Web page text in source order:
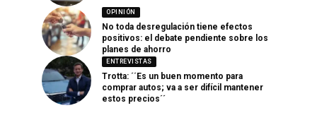
OPINIÓN
No toda desregulación tiene efectos
positivos: el debate pendiente sobre los
planes de ahorro
ENTREVISTAS
Trotta: ´´Es un buen momento para
comprar autos; va a ser difícil mantener
estos precios´´